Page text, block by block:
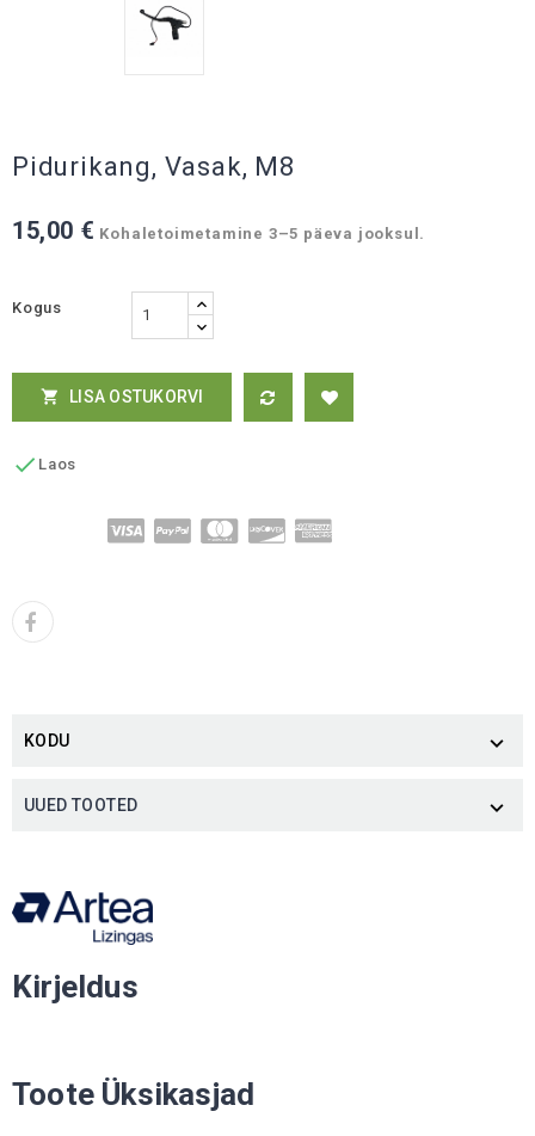
Pidurikang, Vasak, M8
15,00 € Kohaletoimetamine 3–5 päeva jooksul.
Kogus
 LISA OSTUKORVI
 Laos
KODU 
UUED TOOTED 
Kirjeldus
Toote Üksikasjad